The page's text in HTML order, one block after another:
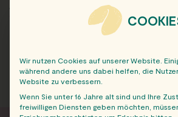
ARCHIV
Wir nutzen Cookies auf unserer Website.
während andere uns dabei helfen, die
Website zu verbessern.
Wenn Sie unter 16 Jahre alt sind und Ihre
freiwilligen Diensten geben möchten,